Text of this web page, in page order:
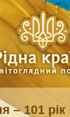
– 101 рік